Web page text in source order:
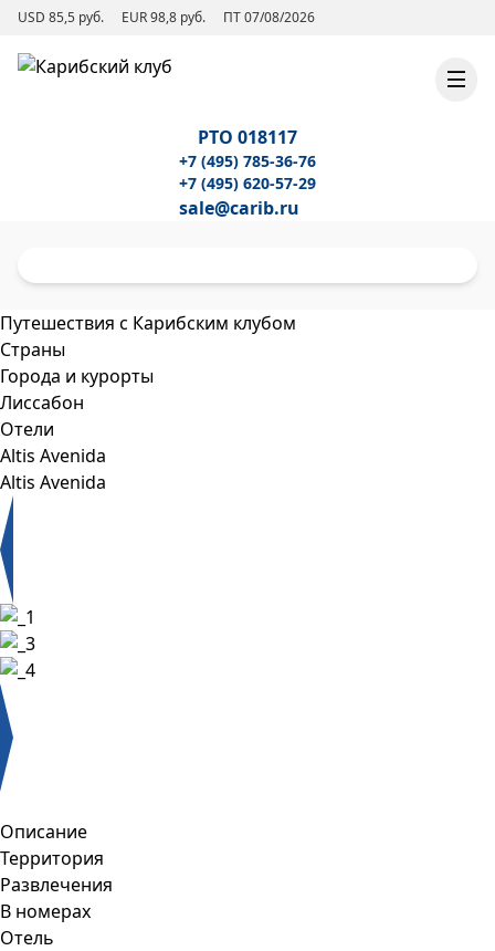
USD 85,5 руб. EUR 98,8 руб. ПТ 07/08/2026
РТО 018117
+7 (495) 785-36-76
+7 (495) 620-57-29
sale@carib.ru
Путешествия с Карибским клубом
Страны
Города и курорты
Лиссабон
Отели
Altis Avenida
Altis Avenida
Описание
Территория
Развлечения
В номерах
Отель